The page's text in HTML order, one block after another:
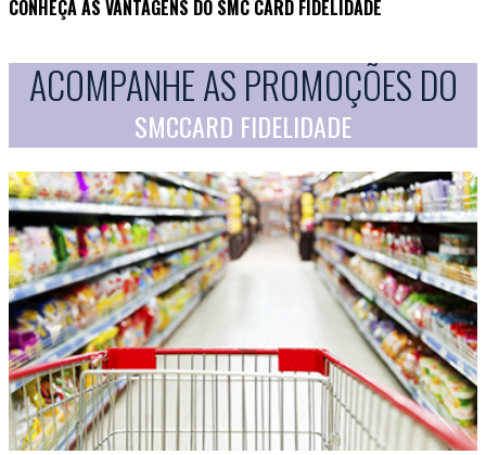
CONHEÇA AS VANTAGENS DO SMC CARD FIDELIDADE
ACOMPANHE AS PROMOÇÕES DO
SMCCARD FIDELIDADE